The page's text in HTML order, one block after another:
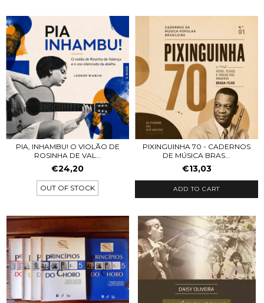
PIA, INHAMBU! O VIOLÃO DE
ROSINHA DE VAL...
€24,20
OUT OF STOCK
PIXINGUINHA 70 - CADERNOS
DE MÚSICA BRAS...
€13,03
ADD TO CART